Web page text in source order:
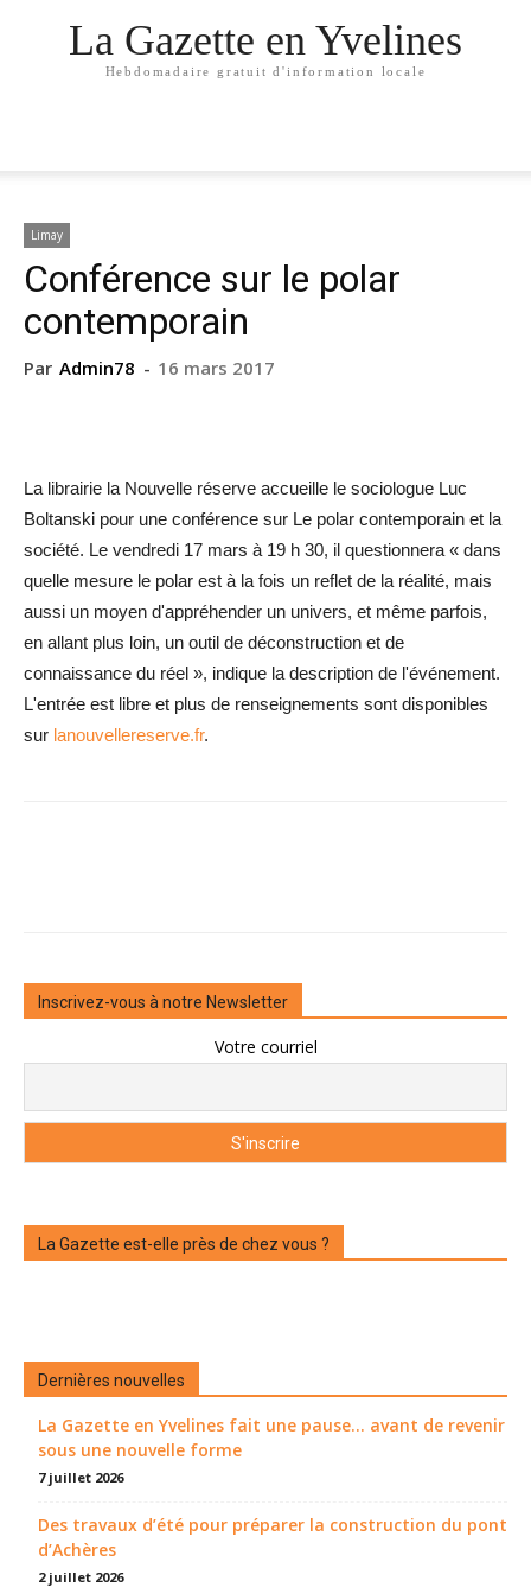
La Gazette en Yvelines
Hebdomadaire gratuit d'information locale
Limay
Conférence sur le polar
contemporain
Par Admin78 - 16 mars 2017
La librairie la Nouvelle réserve accueille le sociologue Luc
Boltanski pour une conférence sur Le polar contemporain et la
société. Le vendredi 17 mars à 19 h 30, il questionnera « dans
quelle mesure le polar est à la fois un reflet de la réalité, mais
aussi un moyen d'appréhender un univers, et même parfois,
en allant plus loin, un outil de déconstruction et de
connaissance du réel », indique la description de l'événement.
L'entrée est libre et plus de renseignements sont disponibles
sur lanouvellereserve.fr.
Inscrivez-vous à notre Newsletter
Votre courriel
La Gazette est-elle près de chez vous ?
Dernières nouvelles
La Gazette en Yvelines fait une pause... avant de revenir
sous une nouvelle forme
7 juillet 2026
Des travaux d’été pour préparer la construction du pont
d’Achères
2 juillet 2026